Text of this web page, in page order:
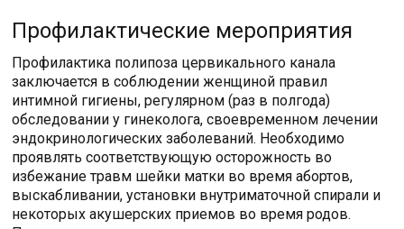
Профилактические мероприятия
Профилактика полипоза цервикального канала
заключается в соблюдении женщиной правил
интимной гигиены, регулярном (раз в полгода)
обследовании у гинеколога, своевременном лечении
эндокринологических заболеваний. Необходимо
проявлять соответствующую осторожность во
избежание травм шейки матки во время абортов,
выскабливании, установки внутриматочной спирали и
некоторых акушерских приемов во время родов.